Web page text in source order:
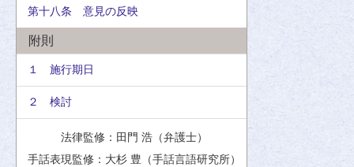
第十八条 意見の反映
附則
１ 施行期日
２ 検討
法律監修：田門 浩（弁護士）
手話表現監修：大杉 豊（手話言語研究所）